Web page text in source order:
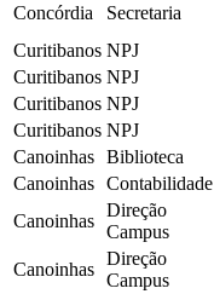
Concórdia Secretaria
Curitibanos NPJ
Curitibanos NPJ
Curitibanos NPJ
Curitibanos NPJ
Canoinhas Biblioteca
Canoinhas Contabilidade
Canoinhas
Direção
Campus
Canoinhas
Direção
Campus